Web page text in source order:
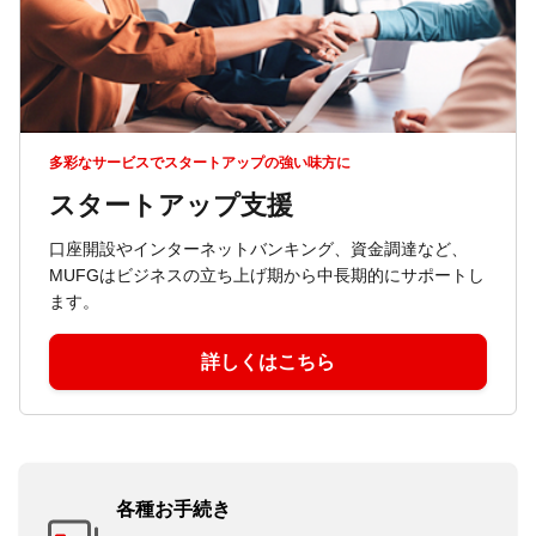
多彩なサービスでスタートアップの強い味方に
スタートアップ支援
口座開設やインターネットバンキング、資金調達など、
MUFGはビジネスの立ち上げ期から中長期的にサポートし
ます。
詳しくはこちら
各種お手続き